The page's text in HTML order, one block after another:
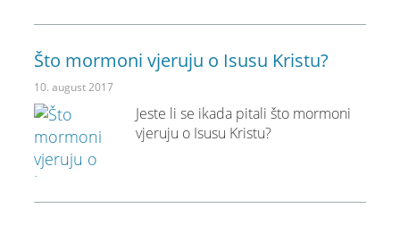
Što mormoni vjeruju o Isusu Kristu?
10. august 2017
Jeste li se ikada pitali što mormoni
vjeruju o Isusu Kristu?